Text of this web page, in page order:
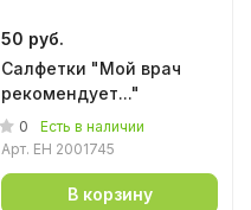
50 руб.
Салфетки "Мой врач
рекомендует..."
0
Есть в наличии
Арт. EH 2001745
В корзину